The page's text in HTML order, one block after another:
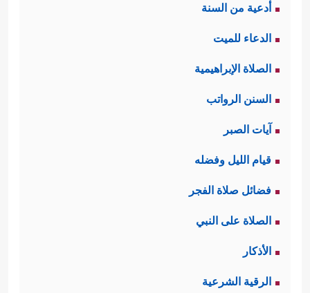
أدعية من السنة
الدعاء للميت
الصلاة الإبراهيمية
السنن الرواتب
آيات الصبر
قيام الليل وفضله
فضائل صلاة الفجر
الصلاة على النبي
الأذكار
الرقية الشرعية